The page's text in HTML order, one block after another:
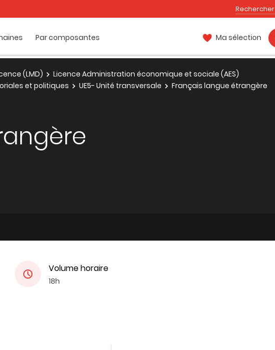
Par composantes Ma sélection
(LMD)
Licence Administration économique et sociale (AES)
et politiques
UE5- Unité transversale Français langue étrangère
Volume horaire
18h